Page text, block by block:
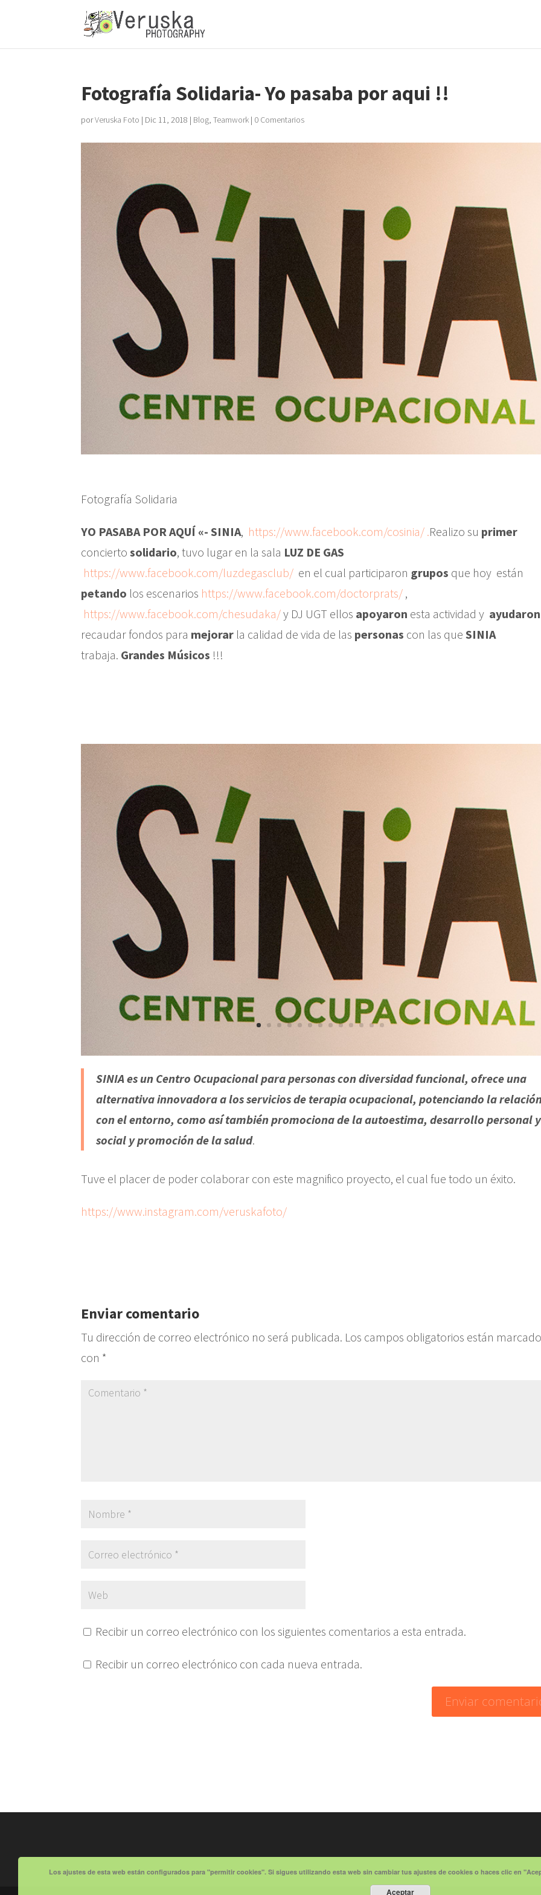
Fotografía Solidaria- Yo pasaba por aqui !!
porVeruska Foto | Dic 11, 2018 | Blog,Teamwork | 0 Comentarios
Fotografía Solidaria
YO PASABA POR AQUÍ «- SINIA, https://www.facebook.com/cosinia/ .Realizo su primer
conciertosolidario, tuvo lugar en la sala LUZ DE GAS
https://www.facebook.com/luzdegasclub/ en el cual participaron grupos que hoy están
petando los escenarios https://www.facebook.com/doctorprats/ ,
https://www.facebook.com/chesudaka/y DJ UGT ellos apoyaron esta actividad y ayudaron
recaudar fondos para mejorar la calidad de vida de las personas con las queSINIA
trabaja. Grandes Músicos !!!
SINIA es un Centro Ocupacional para personas con diversidad funcional,ofrece una
alternativa innovadora a los servicios de terapia ocupacional, potenciando la
con el entorno, como así también promociona de la autoestima, desarrollo personal y
social y promoción de la salud.
Tuve el placer de poder colaborar con este magnifico proyecto, el cual fue todo un éxito.
https://www.instagram.com/veruskafoto/
Enviar comentario
Tu dirección de correo electrónico no será publicada. Los campos obligatorios están
con *
Recibir un correo electrónico con los siguientes comentarios a esta entrada.
Recibir un correo electrónico con cada nueva entrada.
Los ajustes de esta web están configurados para "permitir cookies". Si sigues utilizando esta web sin cambiar tus ajustes de cookies o haces clic en
Aceptar